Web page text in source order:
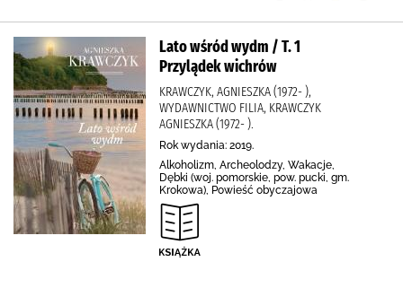
Lato wśród wydm / T. 1
Przylądek wichrów
KRAWCZYK, AGNIESZKA (1972- ),
WYDAWNICTWO FILIA, KRAWCZYK
AGNIESZKA (1972- ).
Rok wydania: 2019.
Alkoholizm, Archeolodzy, Wakacje,
Dębki (woj. pomorskie, pow. pucki, gm.
Krokowa), Powieść obyczajowa